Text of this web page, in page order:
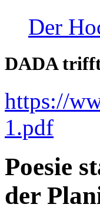
Der
DADA
https://
1.pdf
Poesie
der